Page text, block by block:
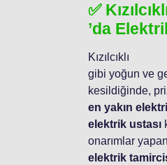
✅
’da
Kızılcıklı
gibi yoğun ve
kesildiğinde,
en yakın
elektrik ustası
onarımlar
elektrik